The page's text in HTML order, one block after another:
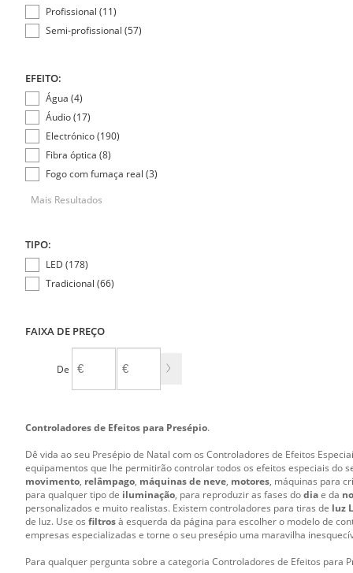
Profissional (11)
Semi-profissional (57)
EFEITO:
Água (4)
Áudio (17)
Electrónico (190)
Fibra óptica (8)
Fogo com fumaça real (3)
Mais Resultados
TIPO:
LED (178)
Tradicional (66)
FAIXA DE PREÇO
De
Controladores de Efeitos para Presépio.
Dê vida ao seu Presépio de Natal com os Controladores de Efeitos
equipamentos que lhe permitirão controlar todos os efeitos especiais do
movimento, relâmpago, máquinas de neve, motores, máquinas para
para qualquer tipo de iluminação, para reproduzir as fases dodiae da
personalizados e muito realistas. Existem controladores para tiras de luz
de luz. Use os filtrosà esquerda da página para escolher o modelo de
empresas especializadas e torne o seu presépio uma maravilha
Para qualquer pergunta sobre a categoria Controladores de Efeitos para